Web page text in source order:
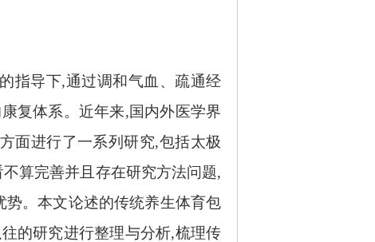
指导下,通过调和气血、疏通经
复体系。近年来,国内外医学界
面进行了一系列研究,包括太极
算完善并且存在研究方法问题,
。本文论述的传统养生体育包
的研究进行整理与分析,梳理传